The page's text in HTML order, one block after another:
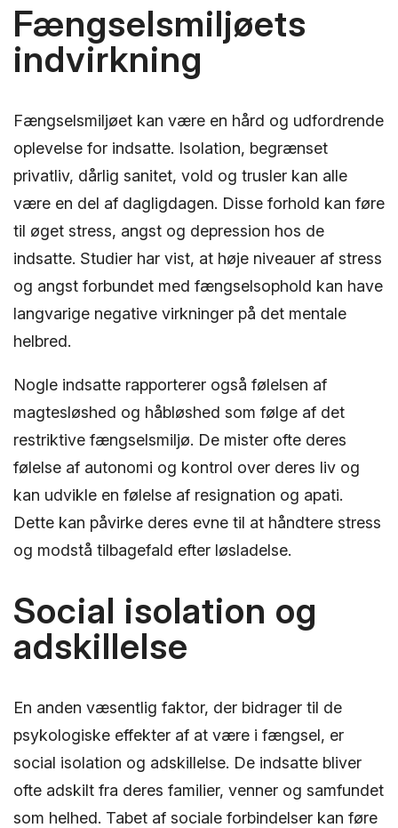
Fængselsmiljøets
indvirkning
Fængselsmiljøet kan være en hård og udfordrende
oplevelse for indsatte. Isolation, begrænset
privatliv, dårlig sanitet, vold og trusler kan alle
være en del af dagligdagen. Disse forhold kan føre
til øget stress, angst og depression hos de
indsatte. Studier har vist, at høje niveauer af stress
og angst forbundet med fængselsophold kan have
langvarige negative virkninger på det mentale
helbred.
Nogle indsatte rapporterer også følelsen af ​​
magtesløshed og håbløshed som følge af det
restriktive fængselsmiljø. De mister ofte deres
følelse af autonomi og kontrol over deres liv og
kan udvikle en følelse af resignation og apati.
Dette kan påvirke deres evne til at håndtere stress
og modstå tilbagefald efter løsladelse.
Social isolation og
adskillelse
En anden væsentlig faktor, der bidrager til de
psykologiske effekter af at være i fængsel, er
social isolation og adskillelse. De indsatte bliver
ofte adskilt fra deres familier, venner og samfundet
som helhed. Tabet af sociale forbindelser kan føre